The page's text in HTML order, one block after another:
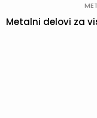
Metalni delovi za